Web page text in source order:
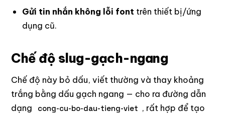
Gửi tin nhắn không lỗi font trên thiết bị/ứng
dụng cũ.
Chế độ slug-gạch-ngang
Chế độ này bỏ dấu, viết thường và thay khoảng
trắng bằng dấu gạch ngang — cho ra đường dẫn
dạng
cong-cu-bo-dau-tieng-viet , rất hợp để tạo